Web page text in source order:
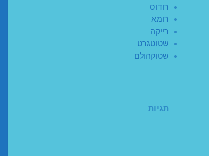
רודוס
רומא
רייקה
שטוטגרט
שטוקהולם
תגיות